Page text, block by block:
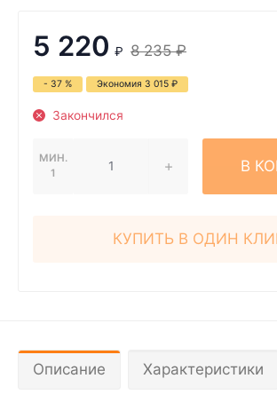
5 220 ₽ 8 235 ₽
- 37 % Экономия 3 015 ₽
Закончился
МИН.
1
В
КУПИТЬ В ОДИН
Описание Характеристики